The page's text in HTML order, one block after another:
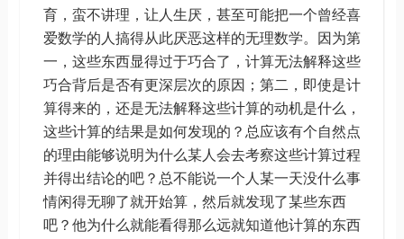
育，蛮不讲理，让人生厌，甚至可能把一个曾经喜
爱数学的人搞得从此厌恶这样的无理数学。因为第
一，这些东西显得过于巧合了，计算无法解释这些
巧合背后是否有更深层次的原因；第二，即使是计
算得来的，还是无法解释这些计算的动机是什么，
这些计算的结果是如何发现的？总应该有个自然点
的理由能够说明为什么某人会去考察这些计算过程
并得出结论的吧？总不能说一个人某一天没什么事
情闲得无聊了就开始算，然后就发现了某些东西
吧？他为什么就能看得那么远就知道他计算的东西